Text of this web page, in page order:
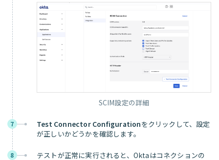
SCIM設定の詳細
7 Test Connector Configurationをクリックして、設定
が正しいかどうかを確認します。
8
テストが正常に実行されると、Oktaはコネクションの